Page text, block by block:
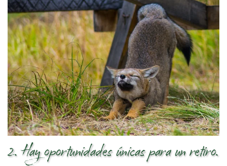
2. Hay oportunidades únicas para un retiro.